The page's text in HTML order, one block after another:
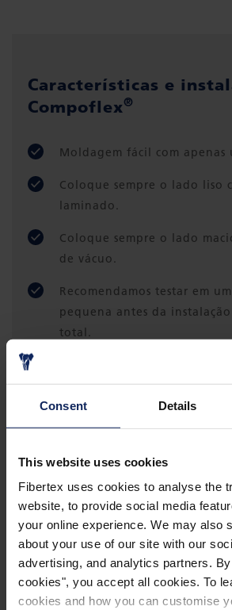
Consent Details
This website uses cookies
Fibertex uses cookies to analyse the
website, to provide social media
your online experience. We may also
about your use of our site with our
advertising, and analytics partners.
cookies", you accept all cookies. To
cookies and how you can customise
Características e
Compoflex®
Moldagem fácil com apenas
Coloque sempre o lado liso
laminado.
Coloque sempre o lado
de vácuo.
Recomendamos testar em
pequena antes da instalação
total.
Este material pode ser pré-
CNC ou cortado à mão com
viniléster, epóxi, fenólicos e
resina.
O ponto de fusão do
°C (329 °F). Recomendamos
temperatura de trabalho de
aproximadamente 145 °C
temperatura máxima,